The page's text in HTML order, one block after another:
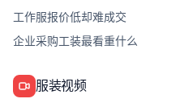
工作服报价低却难成交
企业采购工装最看重什么
服装视频